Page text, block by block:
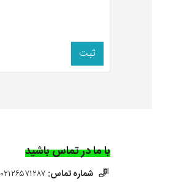
ثبت
با ما در تماس باشید
شماره تماس: ۰۲۱۲۶۵۷۱۲۸۷